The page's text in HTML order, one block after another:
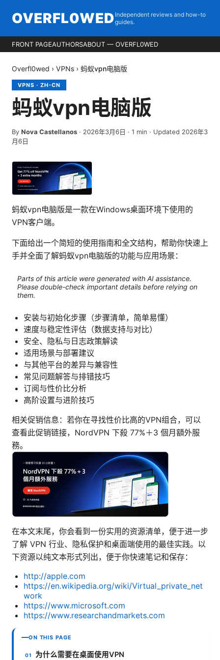
OVERFL0WED Independent reviews and how-to
guides.
FRONT PAGEAUTHORSABOUT — OVERFL0WED
Overfl0wed › VPNs › 蚂蚁vpn电脑版
VPNS · ZH-CN
蚂蚁vpn电脑版
By Nova Castellanos · 2026年3月6日 · 1 min · Updated 2026年3
月6日
蚂蚁vpn电脑版是一款在Windows桌面环境下使用的
VPN客户端。
下面给出一个简短的使用指南和全文结构，帮助你快速上
手并全面了解蚂蚁vpn电脑版的功能与应用场景：
Parts of this article were generated with AI assistance.
Please double-check important details before relying on
them.
安装与初始化步骤（步骤清单，简单易懂）
速度与稳定性评估（数据支持与对比）
安全、隐私与日志政策解读
适用场景与部署建议
与其他平台的差异与兼容性
常见问题解答与排错技巧
订阅与性价比分析
高阶设置与进阶技巧
相关促销信息：若你在寻找性价比高的VPN组合，可以
查看此促销链接，NordVPN 下殺 77%＋3 個月額外服
務。
在本文末尾，你会看到一份实用的资源清单，便于进一步
了解 VPN 行业、隐私保护和桌面端使用的最佳实践。以
下资源以纯文本形式列出，便于你快速笔记和保存：
http://apple.com
https://en.wikipedia.org/wiki/Virtual_private_net
work
https://www.microsoft.com
https://www.researchandmarkets.com
ON THIS PAGE
为什么需要在桌面使用VPN